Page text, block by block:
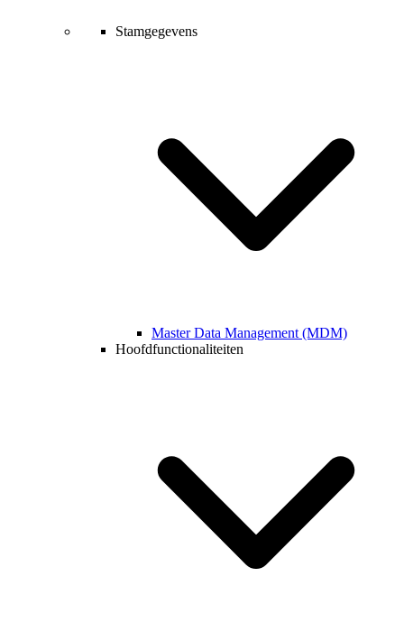
Stamgegevens
Master Data Management (MDM)
Hoofdfunctionaliteiten